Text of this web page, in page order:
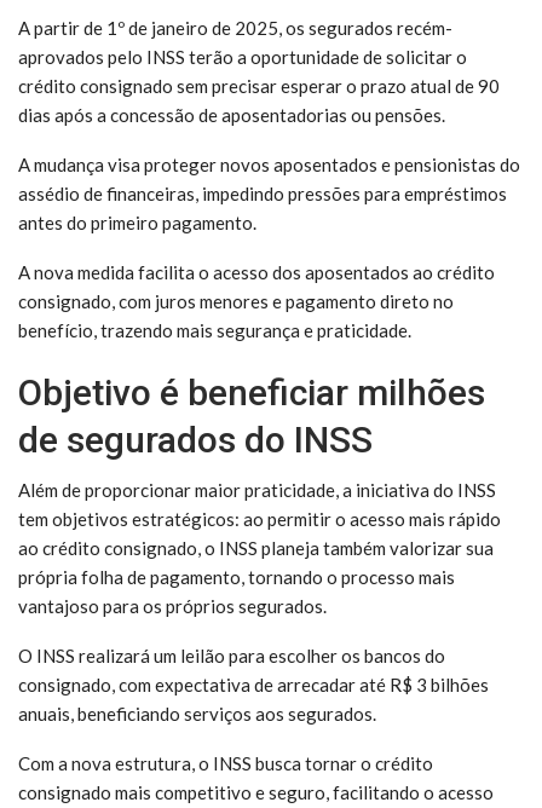
A partir de 1º de janeiro de 2025, os segurados recém-
aprovados pelo INSS terão a oportunidade de solicitar o
crédito consignado sem precisar esperar o prazo atual de 90
dias após a concessão de aposentadorias ou pensões.
A mudança visa proteger novos aposentados e pensionistas do
assédio de financeiras, impedindo pressões para empréstimos
antes do primeiro pagamento.
A nova medida facilita o acesso dos aposentados ao crédito
consignado, com juros menores e pagamento direto no
benefício, trazendo mais segurança e praticidade.
Objetivo é beneficiar milhões
de segurados do INSS
Além de proporcionar maior praticidade, a iniciativa do INSS
tem objetivos estratégicos: ao permitir o acesso mais rápido
ao crédito consignado, o INSS planeja também valorizar sua
própria folha de pagamento, tornando o processo mais
vantajoso para os próprios segurados.
O INSS realizará um leilão para escolher os bancos do
consignado, com expectativa de arrecadar até R$ 3 bilhões
anuais, beneficiando serviços aos segurados.
Com a nova estrutura, o INSS busca tornar o crédito
consignado mais competitivo e seguro, facilitando o acesso